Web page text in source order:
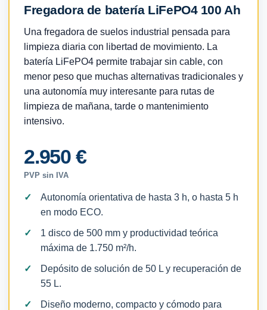
Fregadora de batería LiFePO4 100 Ah
Una fregadora de suelos industrial pensada para
limpieza diaria con libertad de movimiento. La
batería LiFePO4 permite trabajar sin cable, con
menor peso que muchas alternativas tradicionales y
una autonomía muy interesante para rutas de
limpieza de mañana, tarde o mantenimiento
intensivo.
2.950 €
PVP sin IVA
Autonomía orientativa de hasta 3 h, o hasta 5 h
en modo ECO.
1 disco de 500 mm y productividad teórica
máxima de 1.750 m²/h.
Depósito de solución de 50 L y recuperación de
55 L.
Diseño moderno, compacto y cómodo para